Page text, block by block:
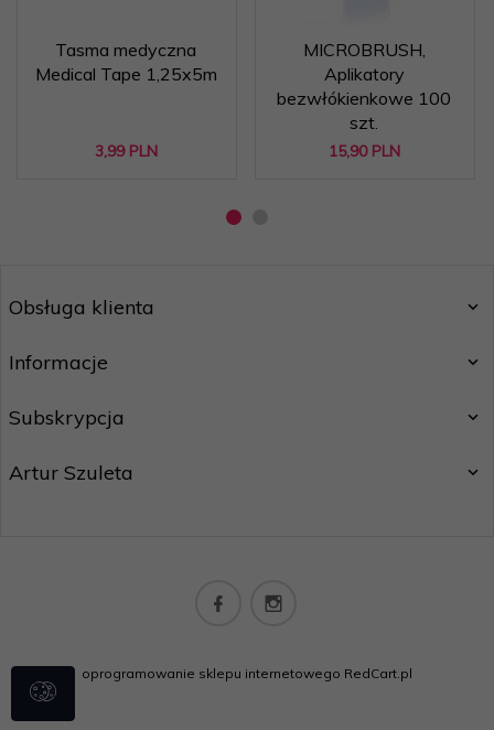
Tasma medyczna
Medical Tape 1,25x5m
3,99 PLN
MICROBRUSH,
Aplikatory
bezwłókienkowe 100
szt.
15,90 PLN
Obsługa klienta
Informacje
Subskrypcja
Artur Szuleta
oprogramowanie sklepu internetowego RedCart.pl